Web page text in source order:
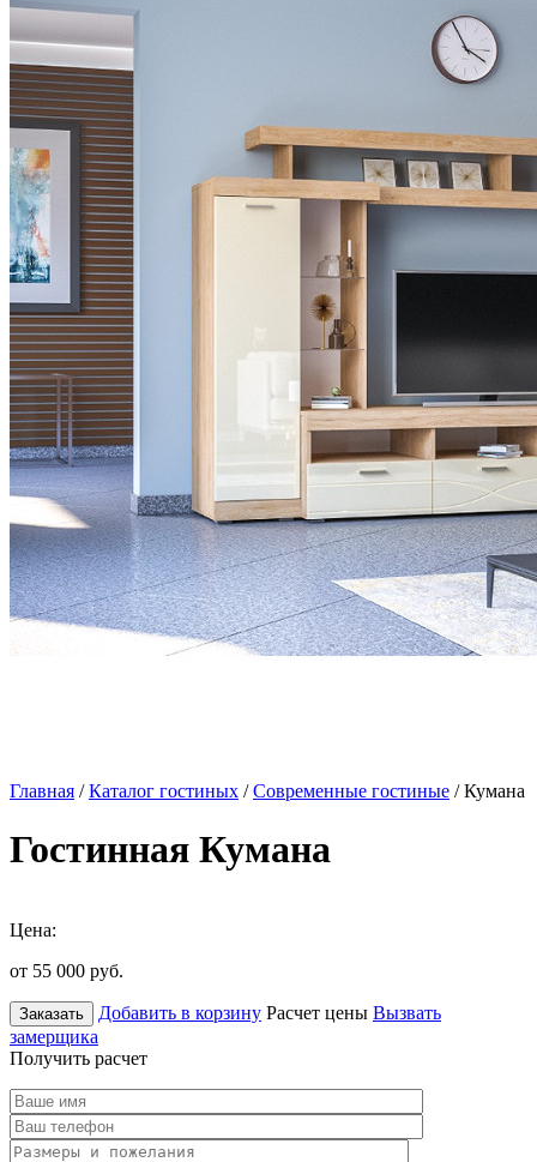
Главная /Каталог гостиных /Современные гостиные / Кумана
Гостинная Кумана
Цена:
от 55 000 руб.
Заказать Добавить в корзину Расчет цены Вызвать
замерщика
Получить расчет